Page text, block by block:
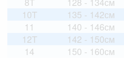
10T
135 - 142см
11
140 - 146см
12T
142 - 150см
14
150 - 160см